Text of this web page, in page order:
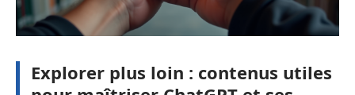
Explorer plus loin : contenus utiles